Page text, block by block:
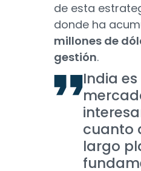
de esta
donde ha
millones de
gestión.
India
cuanto
largo